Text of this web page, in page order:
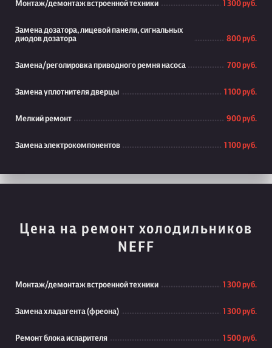
Монтаж/демонтаж встроенной техники 1 300 руб.
Замена дозатора, лицевой панели, сигнальных
диодов дозатора
800 руб.
Замена/реголировка приводного ремня насоса 700 руб.
Замена уплотнителя дверцы 1 100 руб.
Мелкий ремонт 900 руб.
Замена электрокомпонентов 1 100 руб.
Цена на ремонт холодильников
NEFF
Монтаж/демонтаж встроенной техники 1 300 руб.
Замена хладагента (фреона) 1 300 руб.
Ремонт блока испарителя 1 500 руб.